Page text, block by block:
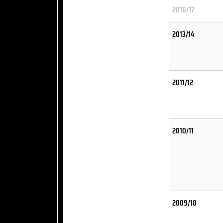
2016/17
2013/14
2011/12
2010/11
2009/10